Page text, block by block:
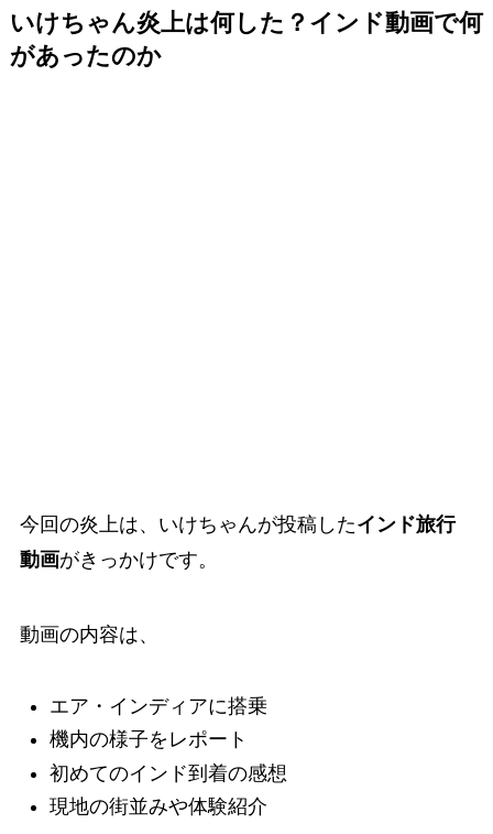
いけちゃん炎上は何した？インド動画で何
があったのか
今回の炎上は、いけちゃんが投稿したインド旅行
動画がきっかけです。
動画の内容は、
エア・インディアに搭乗
機内の様子をレポート
初めてのインド到着の感想
現地の街並みや体験紹介